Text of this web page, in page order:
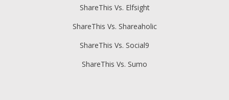
ShareThis Vs. Elfsight
ShareThis Vs. Shareaholic
ShareThis Vs. Social9
ShareThis Vs. Sumo